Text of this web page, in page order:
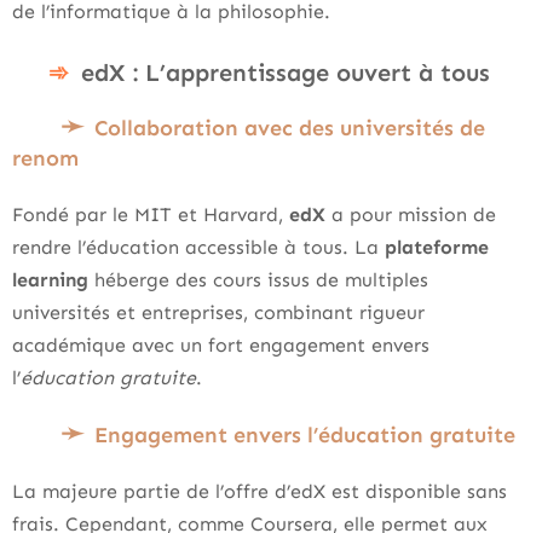
de l’informatique à la philosophie.
edX : L’apprentissage ouvert à tous
Collaboration avec des universités de
renom
Fondé par le MIT et Harvard, edX a pour mission de
rendre l’éducation accessible à tous. La plateforme
learning héberge des cours issus de multiples
universités et entreprises, combinant rigueur
académique avec un fort engagement envers
l’éducation gratuite.
Engagement envers l’éducation gratuite
La majeure partie de l’offre d’edX est disponible sans
frais. Cependant, comme Coursera, elle permet aux